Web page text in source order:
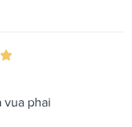
vua phai